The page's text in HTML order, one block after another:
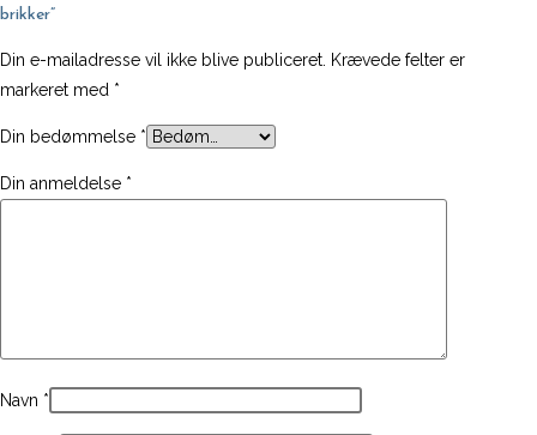
brikker”
Din e-mailadresse vil ikke blive publiceret. Krævede felter er
markeret med *
Din bedømmelse *
Din anmeldelse *
Navn *